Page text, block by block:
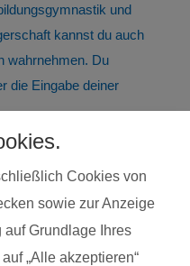
und
kannst du auch
wahrnehmen. Du
die Eingabe deiner
®
Cookies von
sowie zur Anzeige
Grundlage Ihres
„Alle akzeptieren“